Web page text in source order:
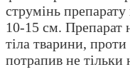
струмінь препарату
10-15 см. Препарат
тіла тварини,
потрапив не тільки